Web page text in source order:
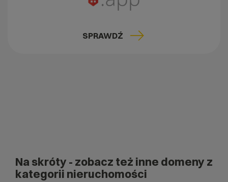
SPRAWDŹ
Na skróty - zobacz też inne domeny z
kategorii nieruchomości